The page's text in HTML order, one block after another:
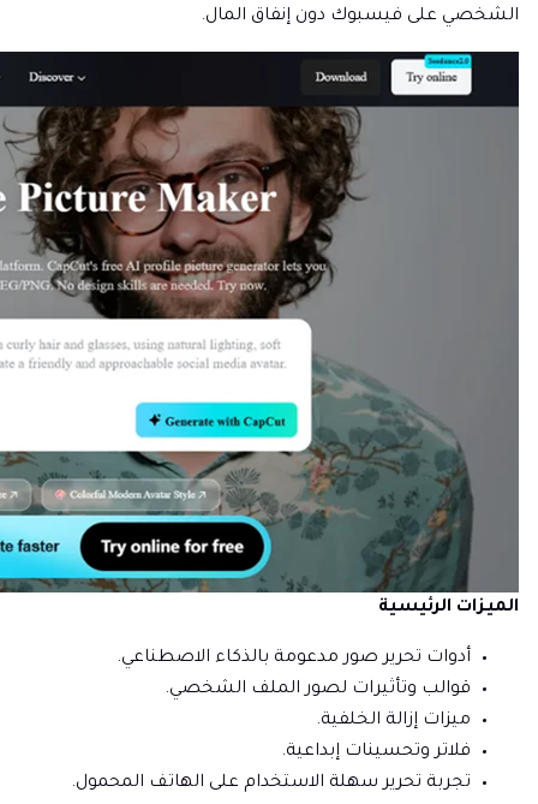
الشخصي على فيسبوك دون إنفاق المال.
الميزات الرئيسية
أدوات تحرير صور مدعومة بالذكاء الاصطناعي.
قوالب وتأثيرات لصور الملف الشخصي.
ميزات إزالة الخلفية.
فلاتر وتحسينات إبداعية.
تجربة تحرير سهلة الاستخدام على الهاتف المحمول.